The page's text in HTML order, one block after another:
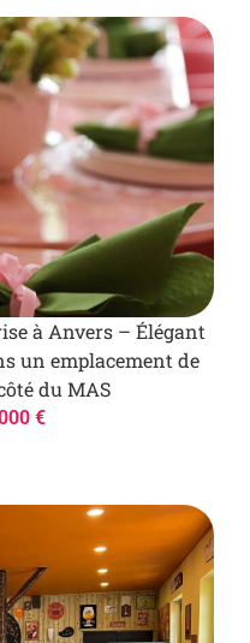
à Anvers – Élégant
un emplacement de
du MAS
€